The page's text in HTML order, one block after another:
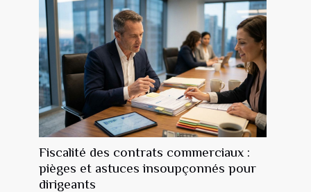
Fiscalité des contrats commerciaux :
pièges et astuces insoupçonnés pour
dirigeants